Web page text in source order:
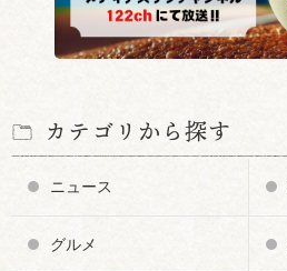
カテゴリから探す
ニュース
グルメ